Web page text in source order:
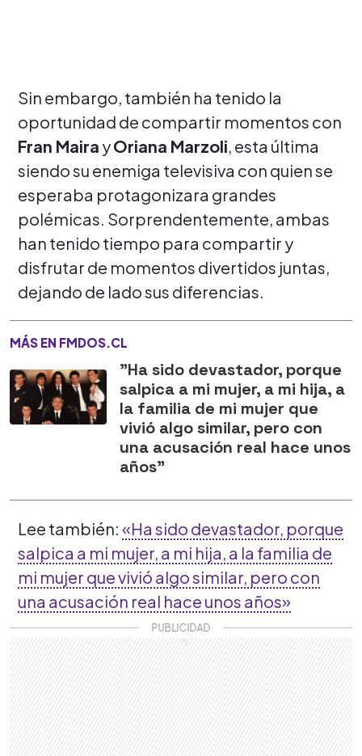
Sin embargo, también ha tenido la
oportunidad de compartir momentos con
Fran Maira yOriana Marzoli, esta última
siendo su enemiga televisiva con quien se
esperaba protagonizara grandes
polémicas. Sorprendentemente, ambas
han tenido tiempo para compartir y
disfrutar de momentos divertidos juntas,
dejando de lado sus diferencias.
MÁS EN FMDOS.CL
"Ha sido devastador, porque
salpica a mi mujer, a mi hija, a
la familia de mi mujer que
vivió algo similar, pero con
una acusación real hace unos
años"
Lee también: «Ha sido devastador, porque
salpica a mi mujer, a mi hija, a la familia de
mi mujer que vivió algo similar, pero con
una acusación real hace unos años»